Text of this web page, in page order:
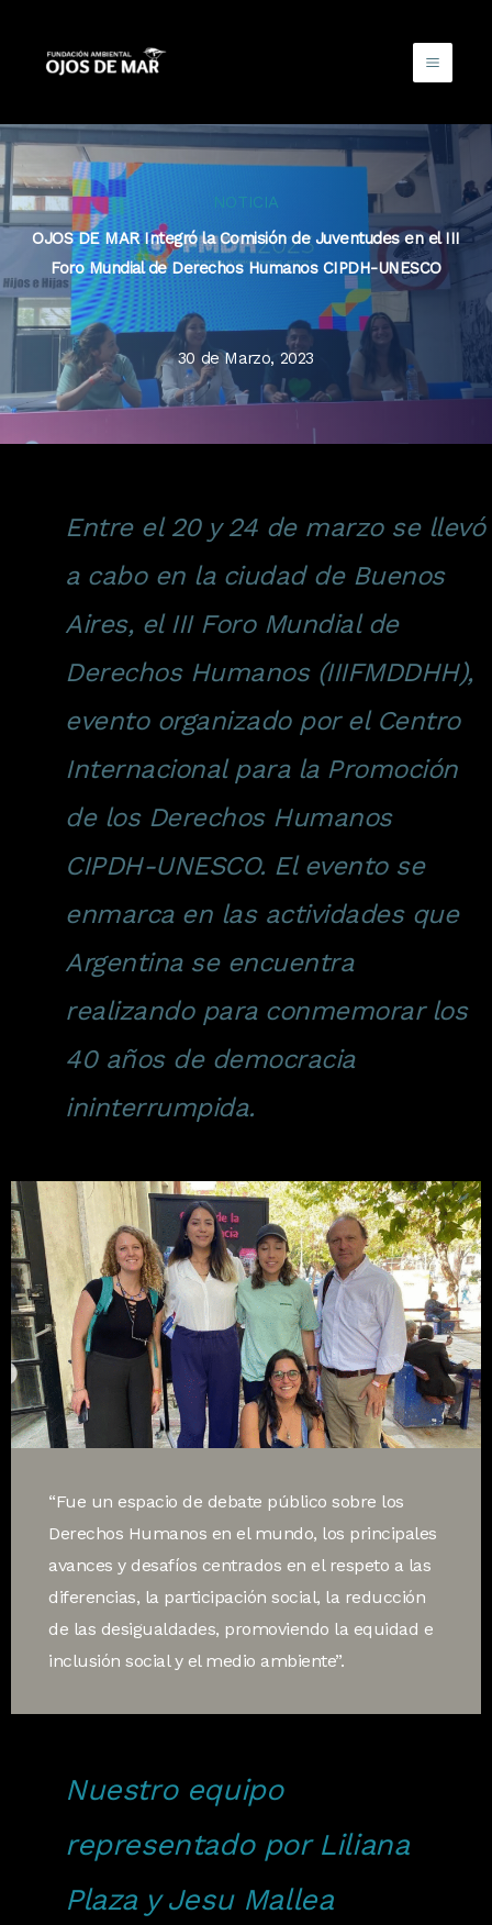
NOTICIA
OJOS DE MAR Integró la Comisión de Juventudes en el III
Foro Mundial de Derechos Humanos CIPDH-UNESCO
30 de Marzo, 2023
Entre el 20 y 24 de marzo se llevó
a cabo en la ciudad de Buenos
Aires, el III Foro Mundial de
Derechos Humanos (IIIFMDDHH),
evento organizado por el Centro
Internacional para la Promoción
de los Derechos Humanos
CIPDH-UNESCO. El evento se
enmarca en las actividades que
Argentina se encuentra
realizando para conmemorar los
40 años de democracia
ininterrumpida.
“Fue un espacio de debate público sobre los
Derechos Humanos en el mundo, los principales
avances y desafíos centrados en el respeto a las
diferencias, la participación social, la reducción
de las desigualdades, promoviendo la equidad e
inclusión social y el medio ambiente”.
Nuestro equipo
representado por Liliana
Plaza y Jesu Mallea